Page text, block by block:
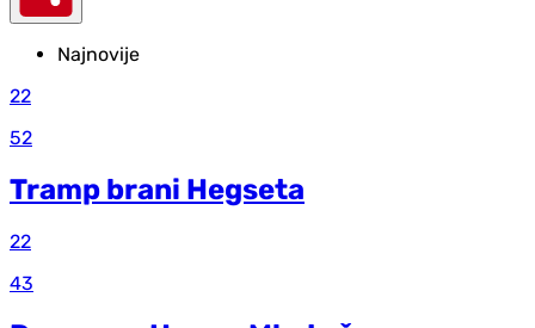
Najnovije
22
52
Tramp brani Hegseta
22
43